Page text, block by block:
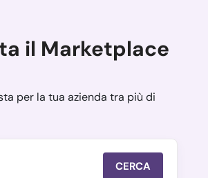
il Marketplace
per la tua azienda tra più di
CERCA